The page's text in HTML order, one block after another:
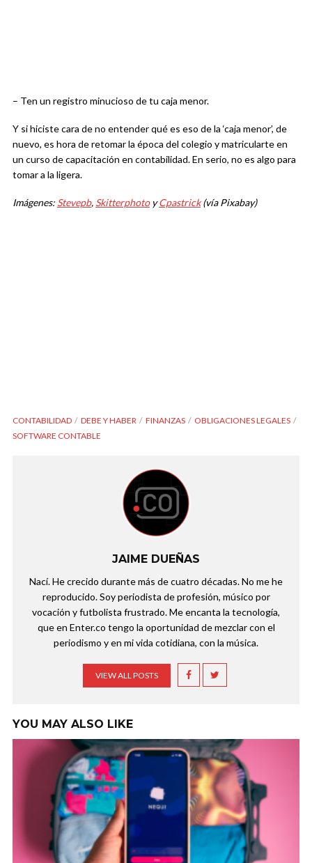
– Ten un registro minucioso de tu caja menor.
Y si hiciste cara de no entender qué es eso de la ‘caja menor’, de
nuevo, es hora de retomar la época del colegio y matricularte en
un curso de capacitación en contabilidad. En serio, no es algo para
tomar a la ligera.
Imágenes: Stevepb, SkitterphotoyCpastrick(vía Pixabay)
CONTABILIDAD DEBE Y HABER FINANZAS
OBLIGACIONES LEGALES
SOFTWARE CONTABLE
JAIME DUEÑAS
Nací. He crecido durante más de cuatro décadas. No me he
reproducido. Soy periodista de profesión, músico por
vocación y futbolista frustrado. Me encanta la tecnología,
que en Enter.co tengo la oportunidad de mezclar con el
periodismo y en mi vida cotidiana, con la música.
VIEW ALL POSTS
YOU MAY ALSO LIKE